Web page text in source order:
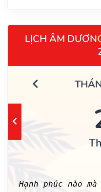
LỊCH ÂM
Hạnh phúc nào